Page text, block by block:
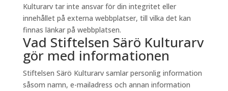
Kulturarv tar inte ansvar för din integritet eller
innehållet på externa webbplatser, till vilka det kan
finnas länkar på webbplatsen.
Vad Stiftelsen Särö Kulturarv
gör med informationen
Stiftelsen Särö Kulturarv samlar personlig information
såsom namn, e-mailadress och annan information